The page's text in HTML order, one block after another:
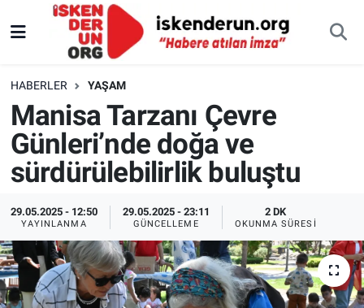
HABERLER YAŞAM
Manisa Tarzanı Çevre
Günleri’nde doğa ve
sürdürülebilirlik buluştu
29.05.2025 - 12:50
YAYINLANMA
29.05.2025 - 23:11
GÜNCELLEME
2 DK
OKUNMA SÜRESI